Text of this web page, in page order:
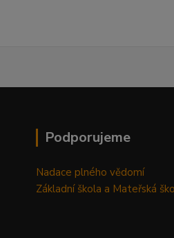
Podporujeme
Nadace plného vědomí
Základní škola a Mateřská